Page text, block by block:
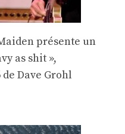
présente un
as shit »,
Dave Grohl